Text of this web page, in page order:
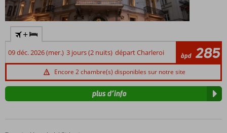
+
09 déc. 2026 (mer.) 3 jours (2 nuits) départ Charleroi àpd 285
Encore 2 chambre(s) disponibles sur notre site
plus d’info